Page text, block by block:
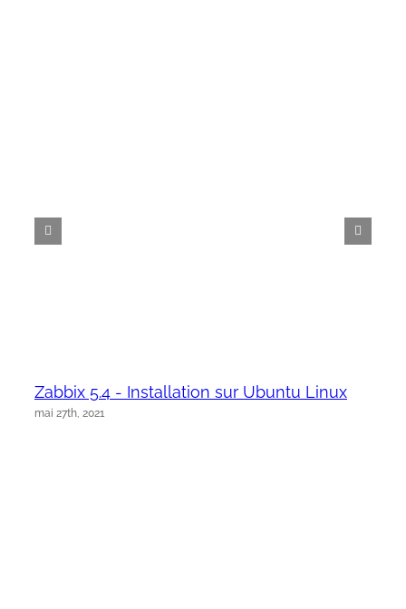
Zabbix 5.4 - Installation sur Ubuntu Linux
mai 27th, 2021